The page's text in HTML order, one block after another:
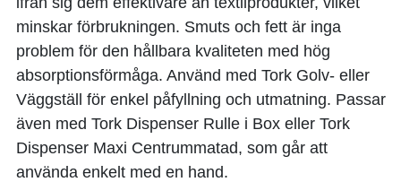
minskar förbrukningen. Smuts och fett är inga
problem för den hållbara kvaliteten med hög
absorptionsförmåga. Använd med Tork Golv- eller
Väggställ för enkel påfyllning och utmatning. Passar
även med Tork Dispenser Rulle i Box eller Tork
Dispenser Maxi Centrummatad, som går att
använda enkelt med en hand.